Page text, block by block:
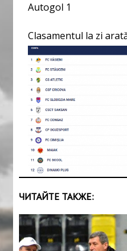
Autogol 1
Clasamentul la zi
ЧИТАЙТЕ ТАКЖЕ: